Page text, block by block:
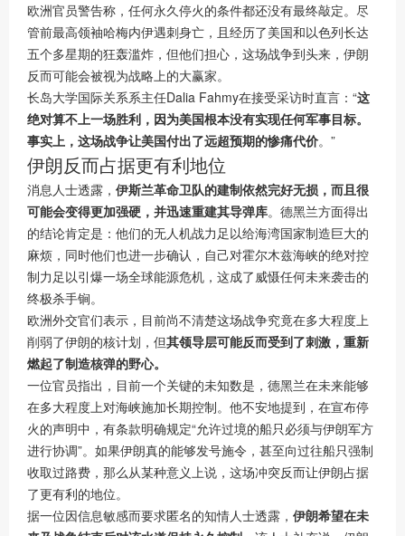
欧洲官员警告称，任何永久停火的条件都还没有最终敲定。尽
管前最高领袖哈梅内伊遇刺身亡，且经历了美国和以色列长达
五个多星期的狂轰滥炸，但他们担心，这场战争到头来，伊朗
反而可能会被视为战略上的大赢家。
长岛大学国际关系系主任Dalia Fahmy在接受采访时直言：“这
绝对算不上一场胜利，因为美国根本没有实现任何军事目标。
事实上，这场战争让美国付出了远超预期的惨痛代价。”
伊朗反而占据更有利地位
消息人士透露， 伊斯兰革命卫队的建制依然完好无损，而且很
可能会变得更加强硬，并迅速重建其导弹库。德黑兰方面得出
的结论肯定是：他们的无人机战力足以给海湾国家制造巨大的
麻烦，同时他们也进一步确认，自己对霍尔木兹海峡的绝对控
制力足以引爆一场全球能源危机，这成了威慑任何未来袭击的
终极杀手锏。
欧洲外交官们表示，目前尚不清楚这场战争究竟在多大程度上
削弱了伊朗的核计划，但其领导层可能反而受到了刺激，重新
燃起了制造核弹的野心。
一位官员指出，目前一个关键的未知数是，德黑兰在未来能够
在多大程度上对海峡施加长期控制。他不安地提到，在宣布停
火的声明中，有条款明确规定“允许过境的船只必须与伊朗军方
进行协调”。如果伊朗真的能够发号施令，甚至向过往船只强制
收取过路费，那么从某种意义上说，这场冲突反而让伊朗占据
了更有利的地位。
据一位因信息敏感而要求匿名的知情人士透露， 伊朗希望在未